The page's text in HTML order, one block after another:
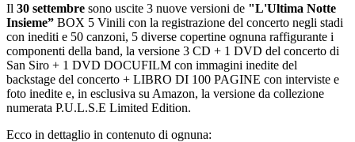
Il 30 settembre sono uscite 3 nuove versioni de "L'Ultima Notte
Insieme” BOX 5 Vinili con la registrazione del concerto negli stadi
con inediti e 50 canzoni, 5 diverse copertine ognuna raffigurante i
componenti della band, la versione 3 CD + 1 DVD del concerto di
San Siro + 1 DVD DOCUFILM con immagini inedite del
backstage del concerto + LIBRO DI 100 PAGINE con interviste e
foto inedite e, in esclusiva su Amazon, la versione da collezione
numerata P.U.L.S.E Limited Edition.
Ecco in dettaglio in contenuto di ognuna: